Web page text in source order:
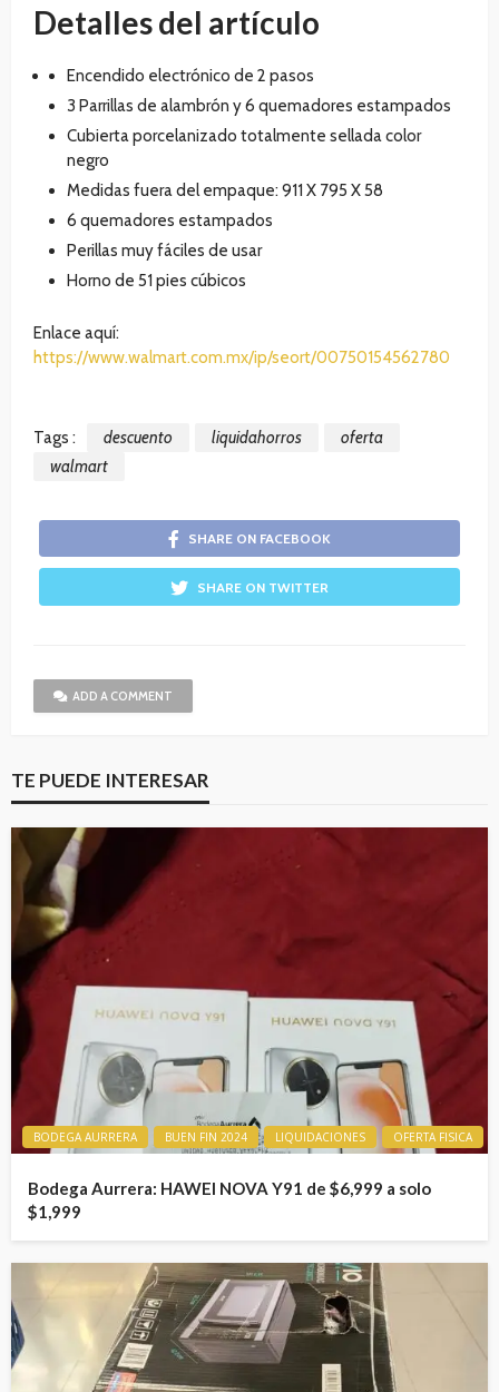
Detalles del artículo
Encendido electrónico de 2 pasos
3 Parrillas de alambrón y 6 quemadores estampados
Cubierta porcelanizado totalmente sellada color
negro
Medidas fuera del empaque: 911 X 795 X 58
6 quemadores estampados
Perillas muy fáciles de usar
Horno de 51 pies cúbicos
Enlace aquí:
https://www.walmart.com.mx/ip/seort/00750154562780
Tags : descuento liquidahorros
oferta
walmart
SHARE ON FACEBOOK
SHARE ON TWITTER
ADD A COMMENT
TE PUEDE INTERESAR
BODEGA AURRERA BUEN FIN 2024 LIQUIDACIONES OFERTA FISICA
Bodega Aurrera: HAWEI NOVA Y91 de $6,999 a solo
$1,999